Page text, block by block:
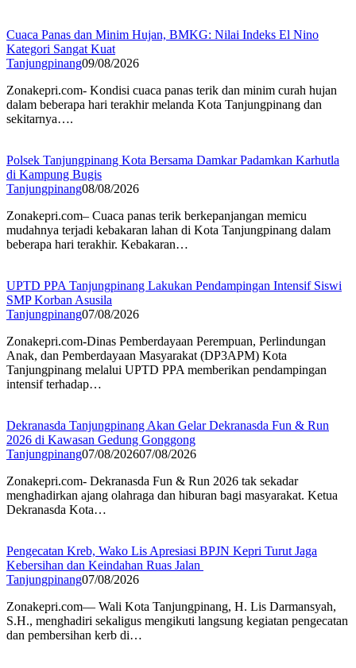
Cuaca Panas dan Minim Hujan, BMKG: Nilai Indeks El Nino
Kategori Sangat Kuat
Tanjungpinang09/08/2026
Zonakepri.com- Kondisi cuaca panas terik dan minim curah hujan
dalam beberapa hari terakhir melanda Kota Tanjungpinang dan
sekitarnya….
Polsek Tanjungpinang Kota Bersama Damkar Padamkan Karhutla
di Kampung Bugis
Tanjungpinang08/08/2026
Zonakepri.com– Cuaca panas terik berkepanjangan memicu
mudahnya terjadi kebakaran lahan di Kota Tanjungpinang dalam
beberapa hari terakhir. Kebakaran…
UPTD PPA Tanjungpinang Lakukan Pendampingan Intensif Siswi
SMP Korban Asusila
Tanjungpinang07/08/2026
Zonakepri.com-Dinas Pemberdayaan Perempuan, Perlindungan
Anak, dan Pemberdayaan Masyarakat (DP3APM) Kota
Tanjungpinang melalui UPTD PPA memberikan pendampingan
intensif terhadap…
Dekranasda Tanjungpinang Akan Gelar Dekranasda Fun & Run
2026 di Kawasan Gedung Gonggong
Tanjungpinang07/08/202607/08/2026
Zonakepri.com- Dekranasda Fun & Run 2026 tak sekadar
menghadirkan ajang olahraga dan hiburan bagi masyarakat. Ketua
Dekranasda Kota…
Pengecatan Kreb, Wako Lis Apresiasi BPJN Kepri Turut Jaga
Kebersihan dan Keindahan Ruas Jalan
Tanjungpinang07/08/2026
Zonakepri.com— Wali Kota Tanjungpinang, H. Lis Darmansyah,
S.H., menghadiri sekaligus mengikuti langsung kegiatan pengecatan
dan pembersihan kerb di…